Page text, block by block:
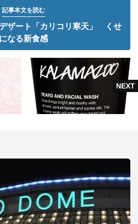
記事本文を読む
ザート「カリコリ寒天」 くせ
になる新食感